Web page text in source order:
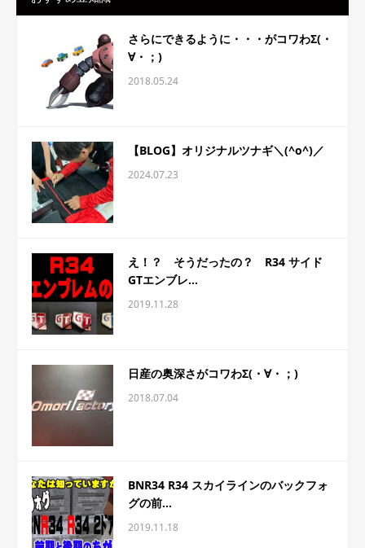
さらにできるように・・・がコワわΣ(・
∀・；)
2018.05.24
【BLOG】オリジナルツナギ＼(^o^)／
2024.07.23
え！？ そうだったの？ R34 サイド
GTエンブレ...
2019.11.28
日産の奥深さがコワわΣ(・∀・；)
2018.07.04
BNR34 R34 スカイラインのバックフォ
グの前...
2019.11.18